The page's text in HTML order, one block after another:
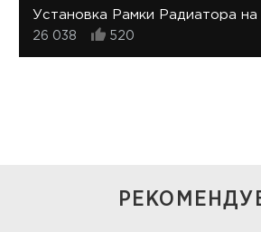
Установка Рамки Радиатора
26 038 520